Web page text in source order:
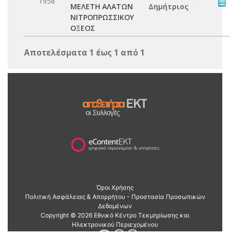
ΜΕΛΕΤΗ ΑΛΑΤΩΝ
ΝΙΤΡΟΠΡΩΣΣΙΚΟΥ
ΟΞΕΟΣ
Δημήτριος
Αποτελέσματα 1 έως 1 από 1